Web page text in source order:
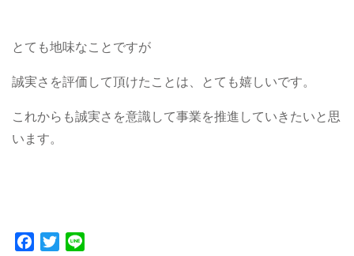
とても地味なことですが
誠実さを評価して頂けたことは、とても嬉しいです。
これからも誠実さを意識して事業を推進していきたいと思
います。
Facebook
Twitter